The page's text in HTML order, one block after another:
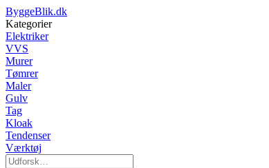
ByggeBlik.dk
Kategorier
Elektriker
VVS
Murer
Tømrer
Maler
Gulv
Tag
Kloak
Tendenser
Værktøj